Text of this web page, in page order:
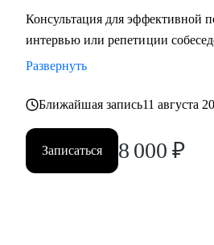
Консультация для эффективной
интервью или репетиции
Развернуть
Ближайшая запись11 августа
Записаться 8 000 ₽